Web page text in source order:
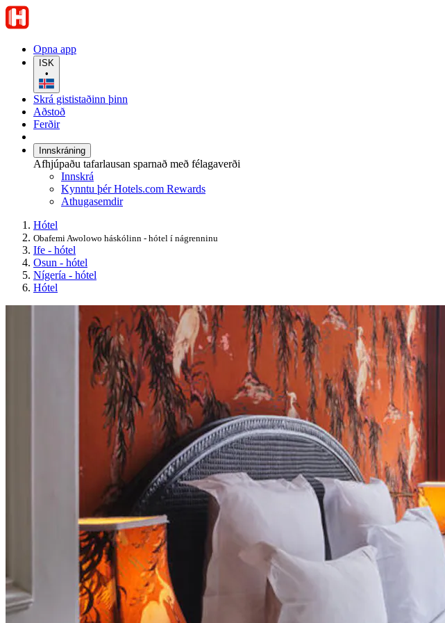
Opna app
ISK
•
Skrá gististaðinn þinn
Aðstoð
Ferðir
Innskráning
Afhjúpaðu tafarlausan sparnað með félagaverði
Innskrá
Kynntu þér Hotels.com Rewards
Athugasemdir
Hótel
Obafemi Awolowo háskólinn - hótel í nágrenninu
Ife - hótel
Osun - hótel
Nígería - hótel
Hótel